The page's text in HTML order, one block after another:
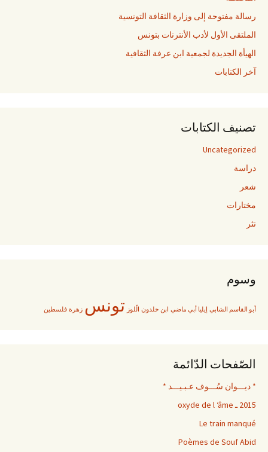
:
رسالة مفتوحة إلى وزارة الثقافة التونسية
الملتقى الأول لأدب الأنترنات بتونس
الهيأة الجديدة لجمعية ابن عرفة الثقافية
آخر الكتابات
تصنيف الكتابات
Uncategorized
دراسة
شعر
مختارات
نثر
وسوم
أبو القاسم الشابي إيليا أبي ماضي ابن خلدون الّلوز تونس زهرة فلسطين
الصّفحات الدّائمة
* ديـــوان سُـــوف عـبـيـــد *
2015 ـ oxyde de l ‘âme
Le train manqué
Poèmes de Souf Abid